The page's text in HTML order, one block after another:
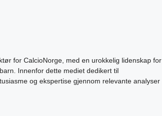
for CalcioNorge, med en urokkelig lidenskap for
Innenfor dette mediet dedikert til
og ekspertise gjennom relevante analyser